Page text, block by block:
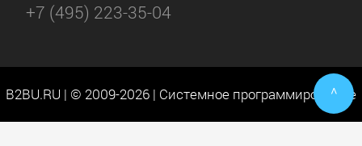
+7 (495) 223-35-04
B2BU.RU | © 2009-2026 | Системное программирование
^